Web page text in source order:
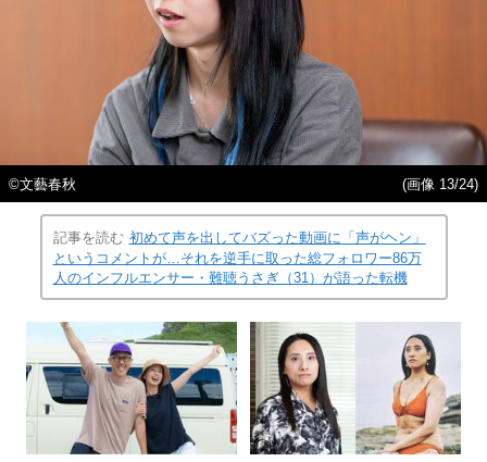
©文藝春秋 (画像 13/24)
記事を読む 初めて声を出してバズった動画に「声がヘン」
というコメントが…それを逆手に取った総フォロワー86万
人のインフルエンサー・難聴うさぎ（31）が語った転機